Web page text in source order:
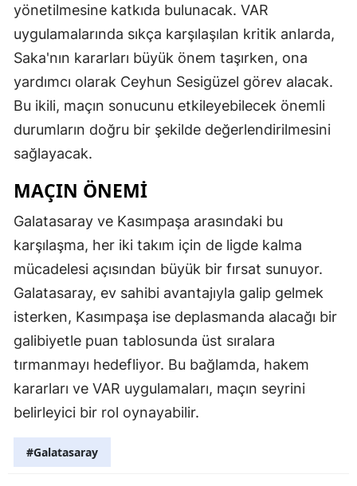
yönetilmesine katkıda bulunacak. VAR
uygulamalarında sıkça karşılaşılan kritik anlarda,
Saka'nın kararları büyük önem taşırken, ona
yardımcı olarak Ceyhun Sesigüzel görev alacak.
Bu ikili, maçın sonucunu etkileyebilecek önemli
durumların doğru bir şekilde değerlendirilmesini
sağlayacak.
MAÇIN ÖNEMI
Galatasaray ve Kasımpaşa arasındaki bu
karşılaşma, her iki takım için de ligde kalma
mücadelesi açısından büyük bir fırsat sunuyor.
Galatasaray, ev sahibi avantajıyla galip gelmek
isterken, Kasımpaşa ise deplasmanda alacağı bir
galibiyetle puan tablosunda üst sıralara
tırmanmayı hedefliyor. Bu bağlamda, hakem
kararları ve VAR uygulamaları, maçın seyrini
belirleyici bir rol oynayabilir.
#Galatasaray